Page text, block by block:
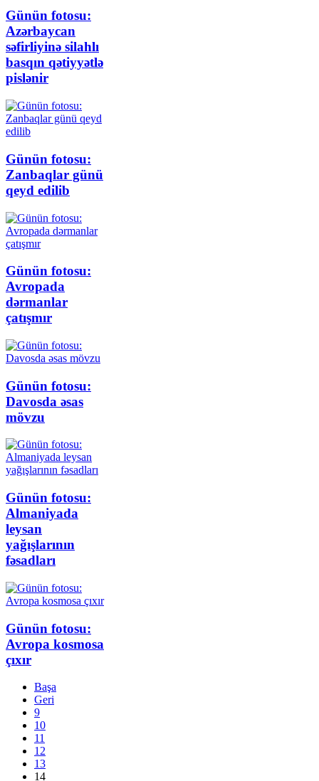
Günün fotosu:
Azərbaycan
səfirliyinə silahlı
basqın qətiyyətlə
pislənir
Günün fotosu:
Zanbaqlar günü
qeyd edilib
Günün fotosu:
Avropada
dərmanlar
çatışmır
Günün fotosu:
Davosda əsas
mövzu
Günün fotosu:
Almaniyada
leysan
yağışlarının
fəsadları
Günün fotosu:
Avropa kosmosa
çıxır
Başa
Geri
9
10
11
12
13
14